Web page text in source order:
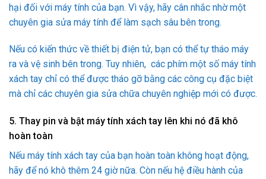
hại đối với máy tính của bạn. Vì vậy, hãy cân nhắc nhờ một
chuyên gia sửa máy tính để làm sạch sâu bên trong.
Nếu có kiến thức về thiết bị điện tử, bạn có thể tự tháo máy
ra và vệ sinh bên trong. Tuy nhiên, các phím một số máy tính
xách tay chỉ có thể được tháo gỡ bằng các công cụ đặc biệt
mà chỉ các chuyên gia sửa chữa chuyên nghiệp mới có được.
5. Thay pin và bật máy tính xách tay lên khi nó đã khô
hoàn toàn
Nếu máy tính xách tay của bạn hoàn toàn không hoạt động,
hãy để nó khô thêm 24 giờ nữa. Còn nếu hệ điều hành của